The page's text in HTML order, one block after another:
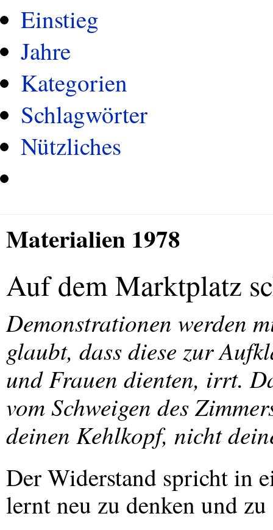
Einstieg
Jahre
Kategorien
Schlagwörter
Nützliches
Materialien 1978
Auf dem Marktplatz
Demonstrationen werden
glaubt, dass diese zur
und Frauen dienten, irrt.
vom Schweigen des
deinen Kehlkopf, nicht
Der Widerstand spricht in
lernt neu zu denken und zu